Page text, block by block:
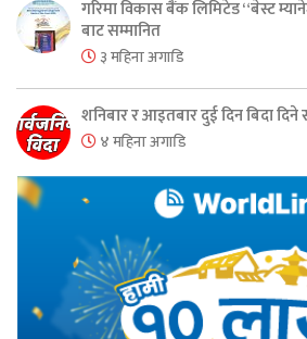
गरिमा विकास बैंक लिमिटेड “बेस्ट
बाट सम्मानित
३ महिना अगाडि
शनिबार र आइतबार दुई दिन बिदा दिने
४ महिना अगाडि